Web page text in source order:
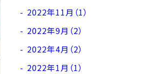
2022年11月（1）
2022年9月（2）
2022年4月（2）
2022年1月（1）